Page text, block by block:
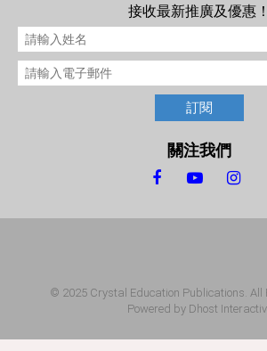
接收最新推廣及優惠！
訂閱
關注我們
© 2025 Crystal Education Publications. All
Powered by Dhost